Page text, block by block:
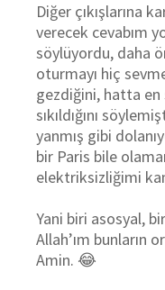
Diğer çıkışlarına
verecek cevabım
söylüyordu, daha
oturmayı hiç
gezdiğini, hatta en
sıkıldığını
yanmış gibi
bir Paris bile
elektriksizliğimi
Yani biri asosyal,
Allah’ım bunların
Amin. 😂